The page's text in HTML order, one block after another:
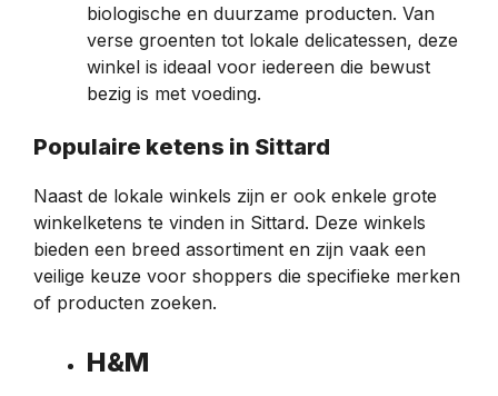
biologische en duurzame producten. Van
verse groenten tot lokale delicatessen, deze
winkel is ideaal voor iedereen die bewust
bezig is met voeding.
Populaire ketens in Sittard
Naast de lokale winkels zijn er ook enkele grote
winkelketens te vinden in Sittard. Deze winkels
bieden een breed assortiment en zijn vaak een
veilige keuze voor shoppers die specifieke merken
of producten zoeken.
H&M